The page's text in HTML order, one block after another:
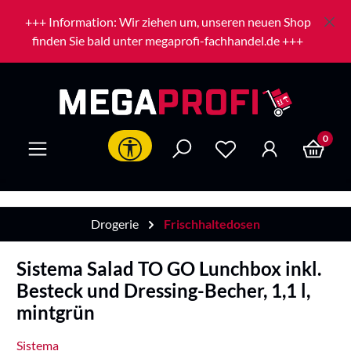
Zum Hauptinhalt springen
+++ Information: Wir ziehen um, unseren neuen Shop
finden Sie bald unter megaprofi-fachhandel.de +++
Werkzeugleiste anzeigen 0
Drogerie Frischhaltedosen
Sistema Salad TO GO Lunchbox inkl.
Besteck und Dressing-Becher, 1,1 l,
mintgrün
Sistema